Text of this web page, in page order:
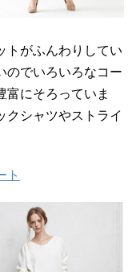
トがふんわりしてい
のでいろいろなコー
富にそろっていま
クシャツやストライ
ト